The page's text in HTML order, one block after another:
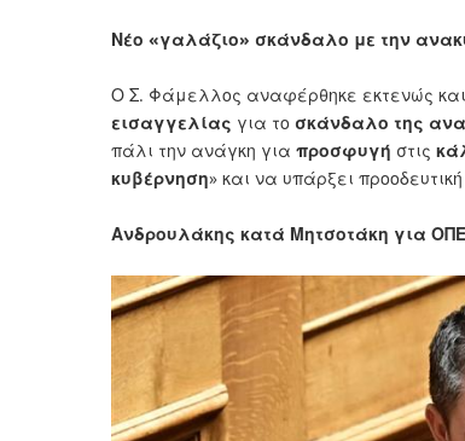
Νέο «γαλάζιο» σκάνδαλο με την
Ο Σ. Φάμελλος αναφέρθηκε εκτενώς και
εισαγγελίας για το σκάνδαλο της
πάλι την ανάγκη για προσφυγή στις
κυβέρνηση» και να υπάρξει
Ανδρουλάκης κατά Μητσοτάκη για